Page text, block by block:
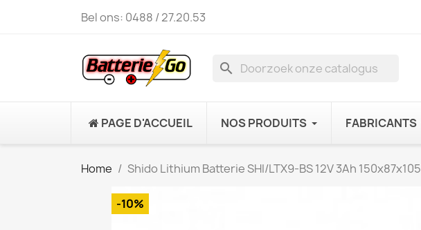
Bel ons: 0488 / 27.20.53
search
PAGE D'ACCUEIL NOS PRODUITS FABRICANTS
Home Shido Lithium Batterie SHI/LTX9-BS 12V 3Ah 150x87x105
-10%